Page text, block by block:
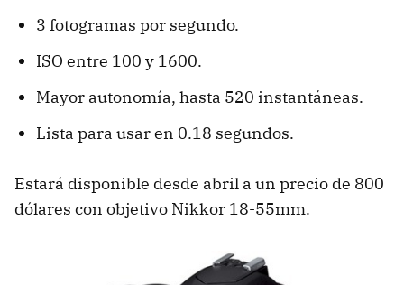
3 fotogramas por segundo.
ISO entre 100 y 1600.
Mayor autonomía, hasta 520 instantáneas.
Lista para usar en 0.18 segundos.
Estará disponible desde abril a un precio de 800
dólares con objetivo Nikkor 18-55mm.